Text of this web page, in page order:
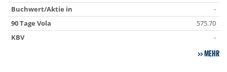
Buchwert/Aktie in
-
90 Tage Vola
575.70
KBV
-
MEHR